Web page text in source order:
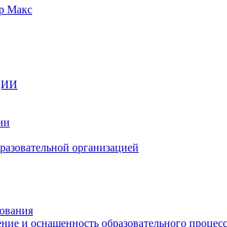
организацией
и оснащенность образовательного